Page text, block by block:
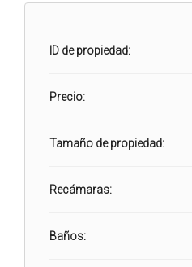
ID de propiedad:
Precio:
Tamaño de propiedad:
Recámaras:
Baños: